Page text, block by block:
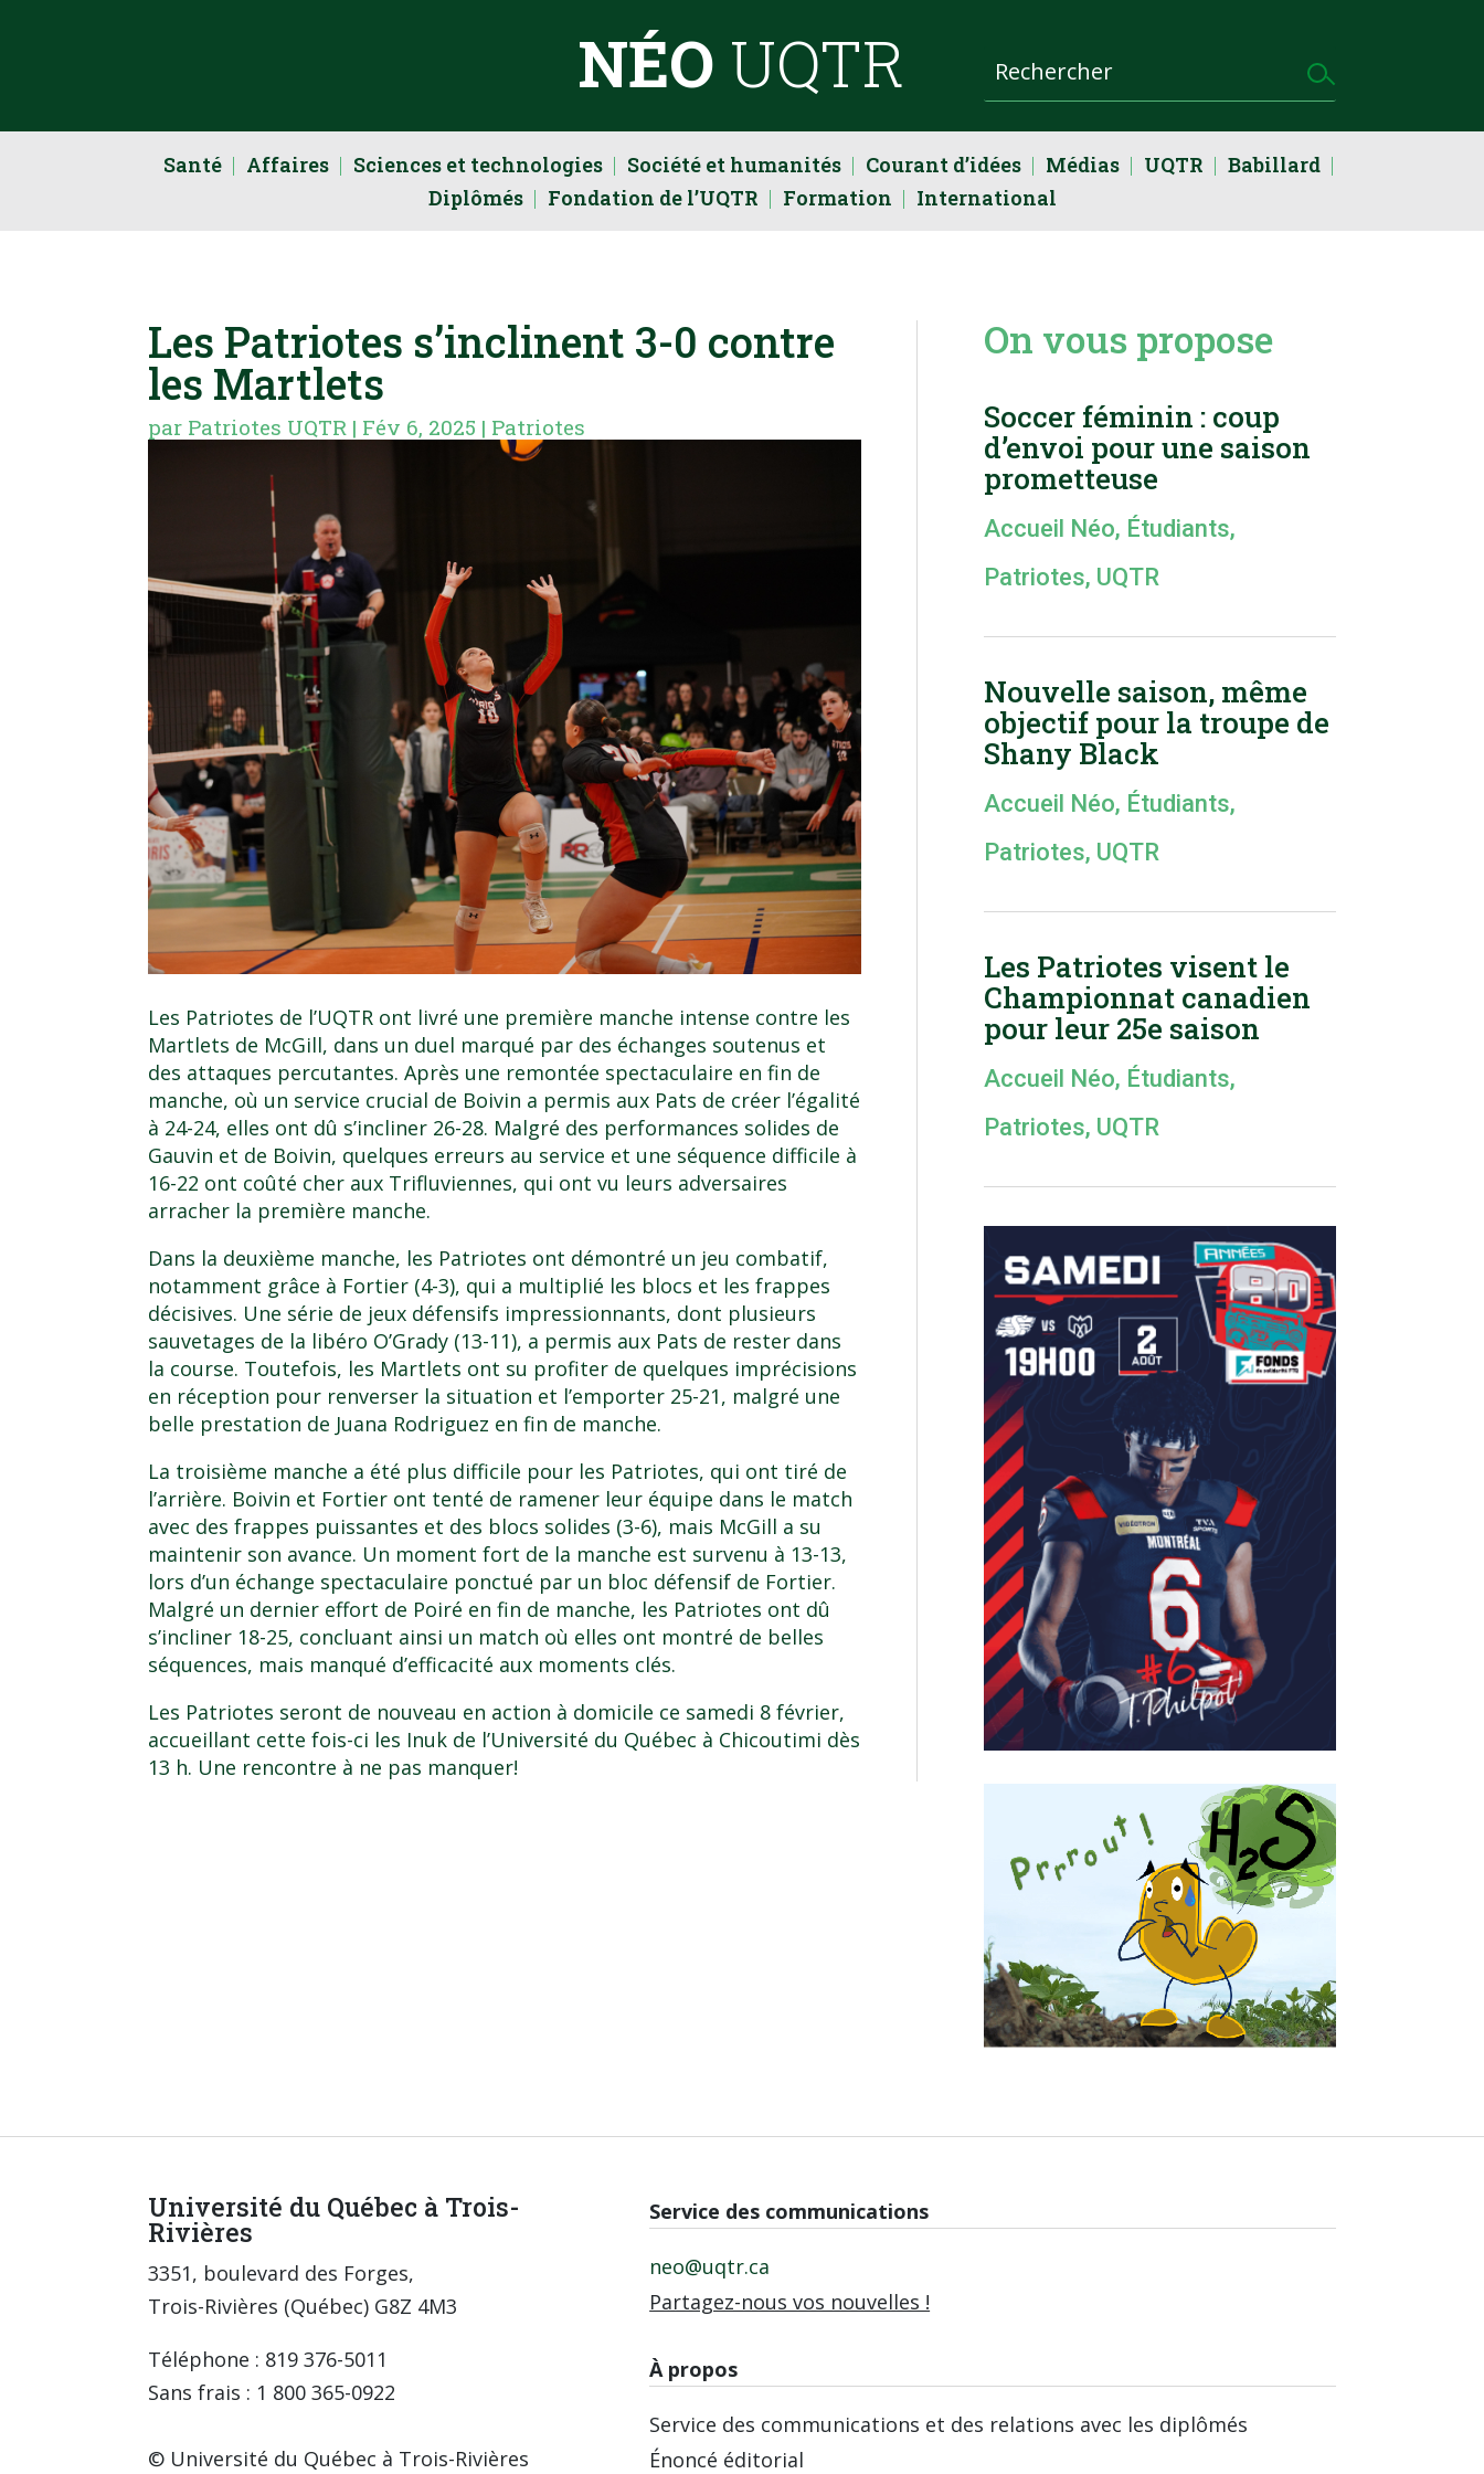
NÉO UQTR
Santé Affaires Sciences et technologies Société et humanités Courant d’idées Médias UQTR
Babillard
Diplômés
Fondation de l’UQTR Formation International
Les Patriotes s’inclinent 3-0 contre
les Martlets
par Patriotes UQTR | Fév 6, 2025 | Patriotes
Les Patriotes de l’UQTR ont livré une première manche intense contre les
Martlets de McGill, dans un duel marqué par des échanges soutenus et
des attaques percutantes. Après une remontée spectaculaire en fin de
manche, où un service crucial de Boivin a permis aux Pats de créer l’égalité
à 24-24, elles ont dû s’incliner 26-28. Malgré des performances solides de
Gauvin et de Boivin, quelques erreurs au service et une séquence difficile à
16-22 ont coûté cher aux Trifluviennes, qui ont vu leurs adversaires
arracher la première manche.
Dans la deuxième manche, les Patriotes ont démontré un jeu combatif,
notamment grâce à Fortier (4-3), qui a multiplié les blocs et les frappes
décisives. Une série de jeux défensifs impressionnants, dont plusieurs
sauvetages de la libéro O’Grady (13-11), a permis aux Pats de rester dans
la course. Toutefois, les Martlets ont su profiter de quelques imprécisions
en réception pour renverser la situation et l’emporter 25-21, malgré une
belle prestation de Juana Rodriguez en fin de manche.
La troisième manche a été plus difficile pour les Patriotes, qui ont tiré de
l’arrière. Boivin et Fortier ont tenté de ramener leur équipe dans le match
avec des frappes puissantes et des blocs solides (3-6), mais McGill a su
maintenir son avance. Un moment fort de la manche est survenu à 13-13,
lors d’un échange spectaculaire ponctué par un bloc défensif de Fortier.
Malgré un dernier effort de Poiré en fin de manche, les Patriotes ont dû
s’incliner 18-25, concluant ainsi un match où elles ont montré de belles
séquences, mais manqué d’efficacité aux moments clés.
Les Patriotes seront de nouveau en action à domicile ce samedi 8 février,
accueillant cette fois-ci les Inuk de l’Université du Québec à Chicoutimi dès
13 h. Une rencontre à ne pas manquer!
On vous propose
Soccer féminin : coup
d’envoi pour une saison
prometteuse
Accueil Néo, Étudiants,
Patriotes, UQTR
Nouvelle saison, même
objectif pour la troupe de
Shany Black
Accueil Néo, Étudiants,
Patriotes, UQTR
Les Patriotes visent le
Championnat canadien
pour leur 25e saison
Accueil Néo, Étudiants,
Patriotes, UQTR
Université du Québec à Trois-
Rivières
3351, boulevard des Forges,
Trois-Rivières (Québec) G8Z 4M3
Téléphone : 819 376-5011
Sans frais : 1 800 365-0922
© Université du Québec à Trois-Rivières
Service des communications
neo@uqtr.ca
Partagez-nous vos nouvelles !
À propos
Service des communications et des relations avec les diplômés
Énoncé éditorial